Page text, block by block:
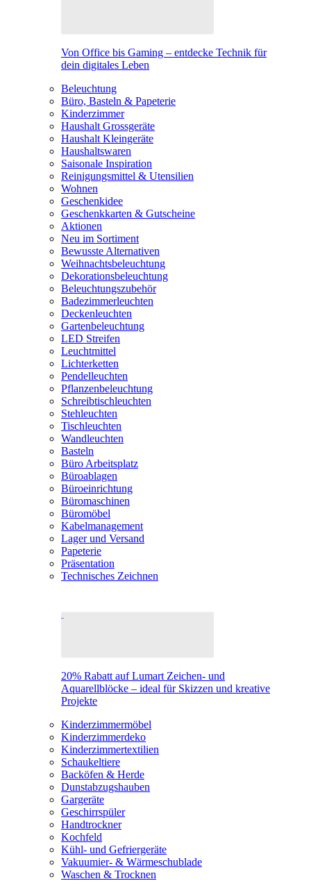
Von Office bis Gaming – entdecke Technik für
dein digitales Leben
Beleuchtung
Büro, Basteln & Papeterie
Kinderzimmer
Haushalt Grossgeräte
Haushalt Kleingeräte
Haushaltswaren
Saisonale Inspiration
Reinigungsmittel & Utensilien
Wohnen
Geschenkidee
Geschenkkarten & Gutscheine
Aktionen
Neu im Sortiment
Bewusste Alternativen
Weihnachtsbeleuchtung
Dekorationsbeleuchtung
Beleuchtungszubehör
Badezimmerleuchten
Deckenleuchten
Gartenbeleuchtung
LED Streifen
Leuchtmittel
Lichterketten
Pendelleuchten
Pflanzenbeleuchtung
Schreibtischleuchten
Stehleuchten
Tischleuchten
Wandleuchten
Basteln
Büro Arbeitsplatz
Büroablagen
Büroeinrichtung
Büromaschinen
Büromöbel
Kabelmanagement
Lager und Versand
Papeterie
Präsentation
Technisches Zeichnen
20% Rabatt auf Lumart Zeichen- und
Aquarellblöcke – ideal für Skizzen und kreative
Projekte
Kinderzimmermöbel
Kinderzimmerdeko
Kinderzimmertextilien
Schaukeltiere
Backöfen & Herde
Dunstabzugshauben
Gargeräte
Geschirrspüler
Handtrockner
Kochfeld
Kühl- und Gefriergeräte
Vakuumier- & Wärmeschublade
Waschen & Trocknen